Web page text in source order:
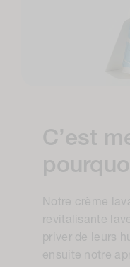
C’est
Notre crème
revitalisante
priver de leurs
ensuite notre